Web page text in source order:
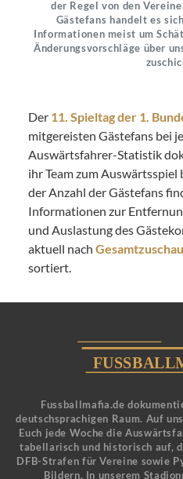
der Regel von den
Gästefans handelt es
Informationen meist um
Änderungsvorschläge über
Der 11. Spieltag der 1.
mitgereisten Gästefans bei
Auswärtsfahrer-Statistik
ihr Team zum
der Anzahl der Gästefans
Informationen zur
und Auslastung des
aktuell nach
sortiert.
Fussballmafia.de
deutschsprachigen Raum. Auf
Euch jede Woche die
tabellarisch und historisch auf,
DFB-Strafen für Vereine sowie
Bildern. In unserem